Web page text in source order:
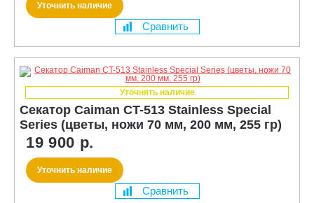
Уточнить наличие
Сравнить
Уточнять наличие
Секатор Caiman CT-513 Stainless Special
Series (цветы, ножи 70 мм, 200 мм, 255 гр)
19 900 р.
Уточнить наличие
Сравнить